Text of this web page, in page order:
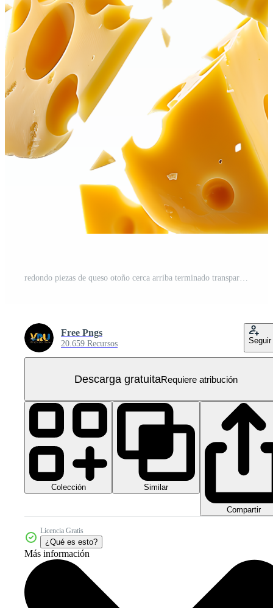
redondo piezas de queso otoño cerca arriba terminado transparente antecedentes PNG Gratis
Free Pngs
20.659 Recursos Seguir
Descarga gratuitaRequiere atribución
Colección Similar
Compartir
Licencia Gratis
¿Qué es esto?
Más información